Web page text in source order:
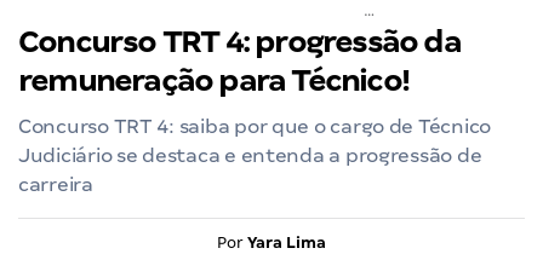
Concurso TRT 4: progressão da
remuneração para Técnico!
Concurso TRT 4: saiba por que o cargo de Técnico
Judiciário se destaca e entenda a progressão de
carreira
Por Yara Lima